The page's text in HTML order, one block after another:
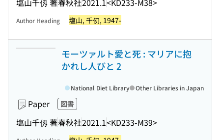
Author Heading 塩山, 千仞, 1947-
モーツァルト愛と死 : マリアに抱
かれし人びと 2
Paper 図書
塩山千仭 著春秋社2021.1<KD233-M39>
National Diet Library Other Libraries in Japan